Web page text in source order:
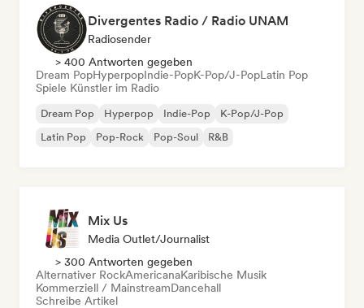
Divergentes Radio / Radio UNAM
Radiosender
> 400 Antworten gegeben
Dream PopHyperpopIndie-PopK-Pop/J-PopLatin Pop
Spiele Künstler im Radio
Dream Pop Hyperpop Indie-Pop
K-Pop/J-Pop
Latin Pop
Pop-Rock Pop-Soul R&B
Mix Us
Media Outlet/Journalist
> 300 Antworten gegeben
Alternativer RockAmericanaKaribische Musik
Kommerziell / MainstreamDancehall
Schreibe Artikel